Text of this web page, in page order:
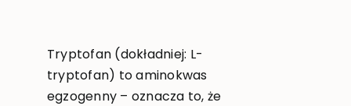
Tryptofan (dokładniej: L-
tryptofan) to aminokwas
egzogenny – oznacza to, że